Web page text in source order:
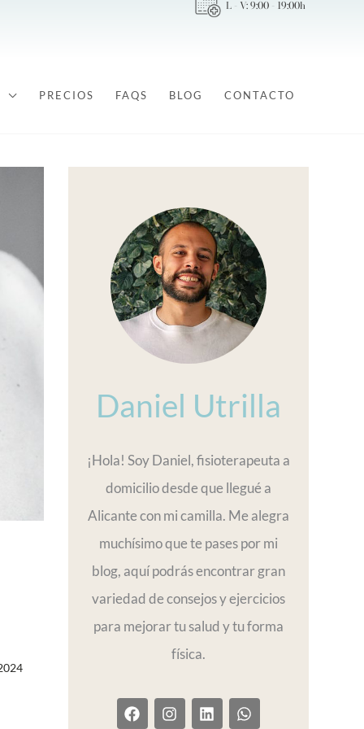
L - V: 9:00 - 19:00h
PRECIOS FAQS BLOG CONTACTO
Daniel Utrilla
¡Hola! Soy Daniel, fisioterapeuta a
domicilio desde que llegué a
Alicante con mi camilla. Me alegra
muchísimo que te pases por mi
blog, aquí podrás encontrar gran
variedad de consejos y ejercicios
para mejorar tu salud y tu forma
física.
F
a
I
n
L
i
W
h